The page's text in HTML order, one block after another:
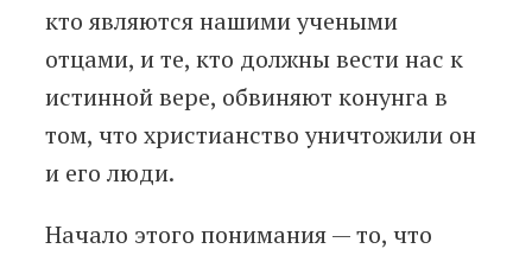
кто являются нашими учеными
отцами, и те, кто должны вести нас к
истинной вере, обвиняют конунга в
том, что христианство уничтожили он
и его люди.
Начало этого понимания — то, что